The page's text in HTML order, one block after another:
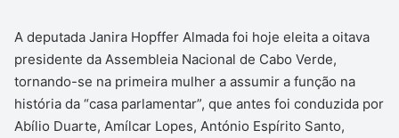
A deputada Janira Hopffer Almada foi hoje eleita a oitava
presidente da Assembleia Nacional de Cabo Verde,
tornando-se na primeira mulher a assumir a função na
história da “casa parlamentar”, que antes foi conduzida por
Abílio Duarte, Amílcar Lopes, António Espírito Santo,